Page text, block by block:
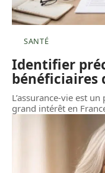
SANTÉ
Identifier
bénéficiaires
L’assurance-vie est
grand intérêt en